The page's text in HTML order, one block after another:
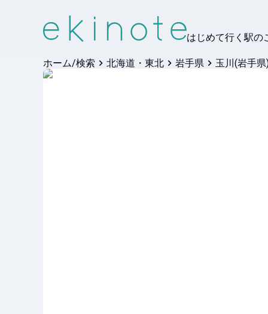
はじめて行く駅の
ホーム/検索 北海道・東北 岩手県 玉川(岩手